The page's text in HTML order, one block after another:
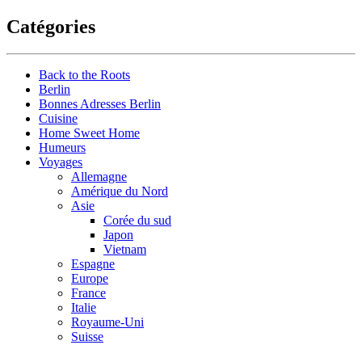
Catégories
Back to the Roots
Berlin
Bonnes Adresses Berlin
Cuisine
Home Sweet Home
Humeurs
Voyages
Allemagne
Amérique du Nord
Asie
Corée du sud
Japon
Vietnam
Espagne
Europe
France
Italie
Royaume-Uni
Suisse